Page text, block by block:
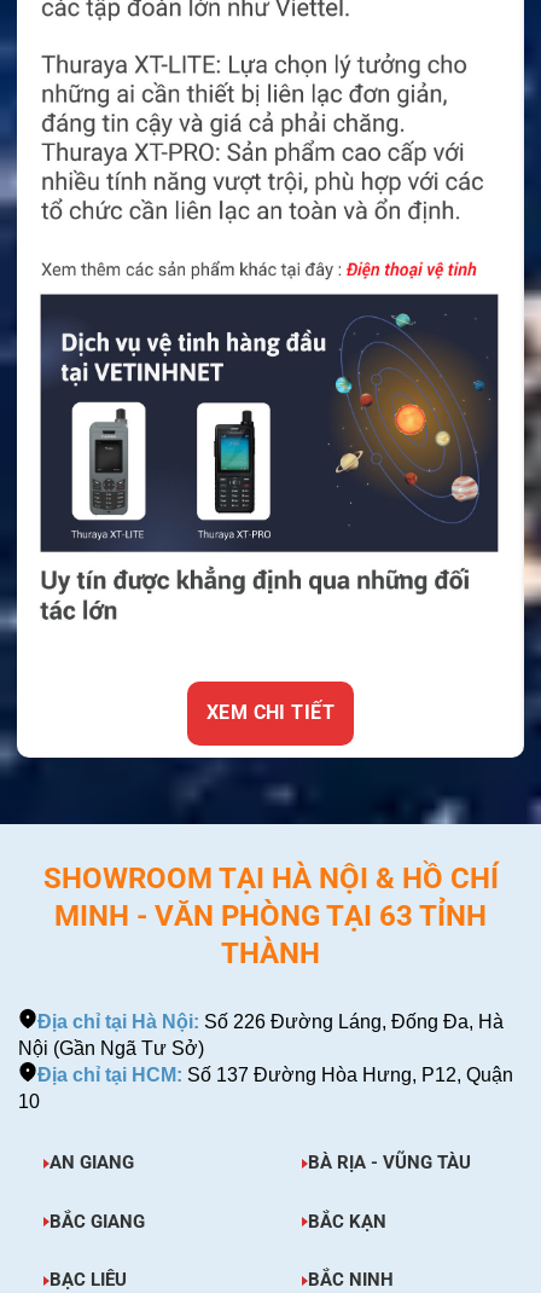
XEM CHI TIẾT
SHOWROOM TẠI HÀ NỘI & HỒ CHÍ
MINH - VĂN PHÒNG TẠI 63 TỈNH
THÀNH
Địa chỉ tại Hà Nội: Số 226 Đường Láng, Đống Đa, Hà
Nội (Gần Ngã Tư Sở)
Địa chỉ tại HCM: Số 137 Đường Hòa Hưng, P12, Quận
10
AN GIANG BÀ RỊA - VŨNG TÀU
BẮC GIANG BẮC KẠN
BẠC LIÊU BẮC NINH